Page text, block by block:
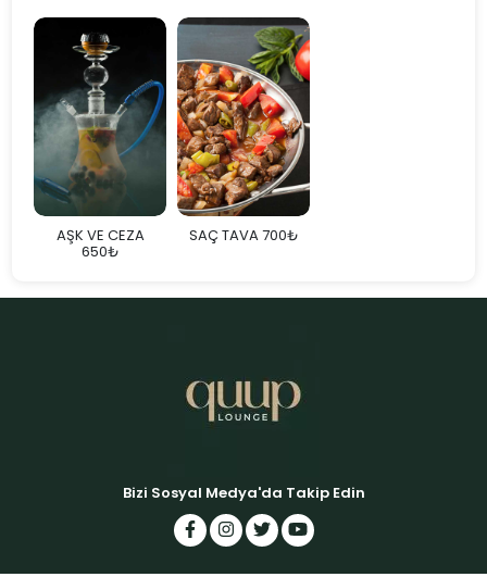
AŞK VE CEZA
650₺
SAÇ TAVA 700₺
Bizi Sosyal Medya'da Takip Edin